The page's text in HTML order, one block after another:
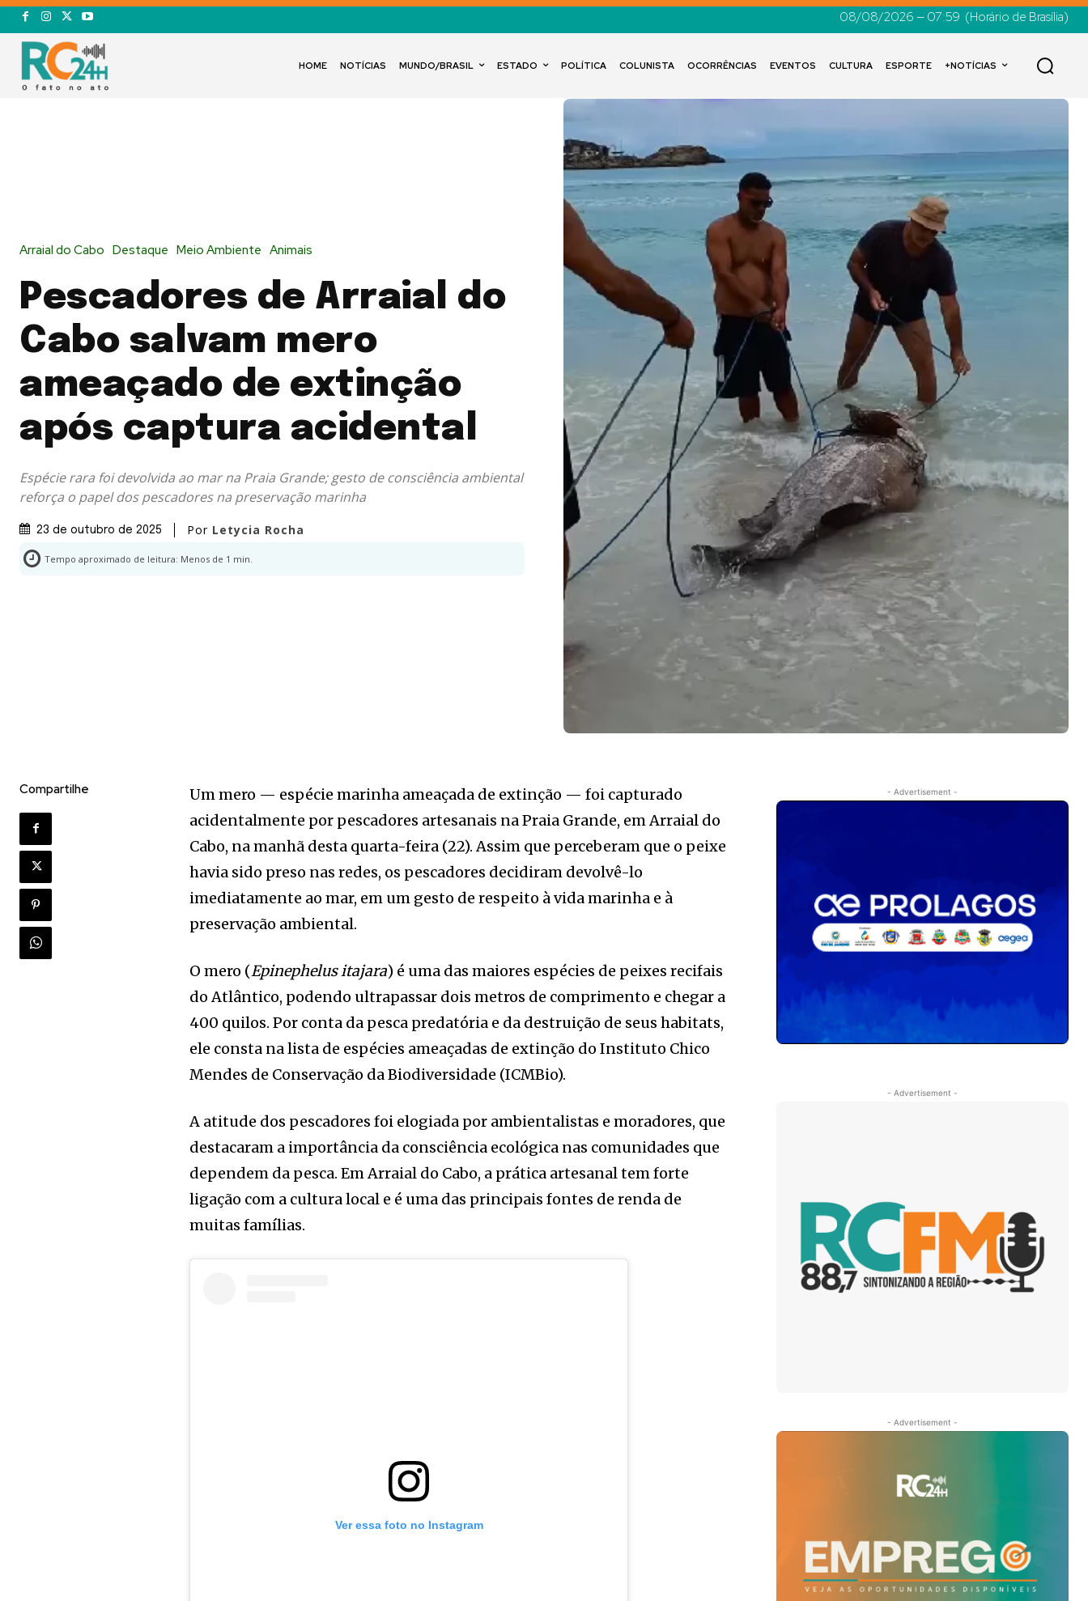
08/08/2026 — 07:59 (Horário de Brasília)
HOME NOTÍCIAS MUNDO/BRASIL ESTADO POLÍTICA COLUNISTA OCORRÊNCIAS EVENTOS CULTURA ESPORTE +NOTÍCIAS
Arraial do Cabo Destaque Meio Ambiente Animais
Pescadores de Arraial do
Cabo salvam mero
ameaçado de extinção
após captura acidental
Espécie rara foi devolvida ao mar na Praia Grande; gesto de consciência ambiental
reforça o papel dos pescadores na preservação marinha
23 de outubro de 2025 Por Letycia Rocha
Tempo aproximado de leitura: Menos de 1 min.
Compartilhe
Um mero — espécie marinha ameaçada de extinção — foi capturado
acidentalmente por pescadores artesanais na Praia Grande, em Arraial do
Cabo, na manhã desta quarta-feira (22). Assim que perceberam que o peixe
havia sido preso nas redes, os pescadores decidiram devolvê-lo
imediatamente ao mar, em um gesto de respeito à vida marinha e à
preservação ambiental.
O mero (Epinephelus itajara) é uma das maiores espécies de peixes recifais
do Atlântico, podendo ultrapassar dois metros de comprimento e chegar a
400 quilos. Por conta da pesca predatória e da destruição de seus habitats,
ele consta na lista de espécies ameaçadas de extinção do Instituto Chico
Mendes de Conservação da Biodiversidade (ICMBio).
A atitude dos pescadores foi elogiada por ambientalistas e moradores, que
destacaram a importância da consciência ecológica nas comunidades que
dependem da pesca. Em Arraial do Cabo, a prática artesanal tem forte
ligação com a cultura local e é uma das principais fontes de renda de
muitas famílias.
Ver essa foto no Instagram
- Advertisement -
- Advertisement -
- Advertisement -